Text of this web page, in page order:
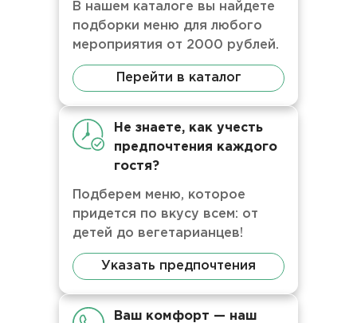
В нашем каталоге вы найдете
подборки меню для любого
мероприятия от 2000 рублей.
Перейти в каталог
Не знаете, как учесть
предпочтения каждого
гостя?
Подберем меню, которое
придется по вкусу всем: от
детей до вегетарианцев!
Указать предпочтения
Ваш комфорт — наш